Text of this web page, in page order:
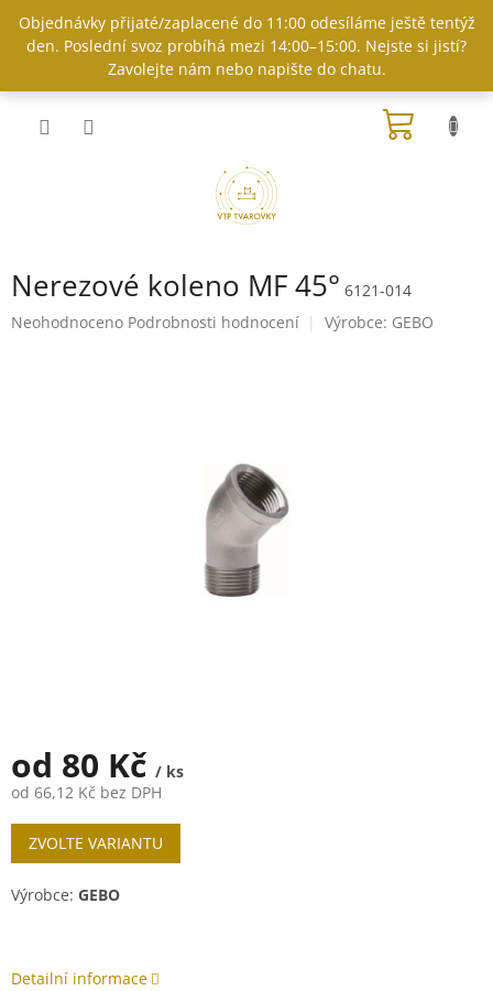
obsah
Objednávky přijaté/zaplacené do 11:00 odesíláme ještě tentýž
den. Poslední svoz probíhá mezi 14:00–15:00. Nejste si jistí?
Zavolejte nám nebo napište do chatu.
Nerezové koleno MF 45° 6121-014
Průměrné
Neohodnoceno Podrobnosti hodnocení Výrobce: GEBO
od 80 Kč / ks
od 66,12 Kč bez DPH
Měrná
cena:
ZVOLTE VARIANTU
Výrobce: GEBO
Detailní informace